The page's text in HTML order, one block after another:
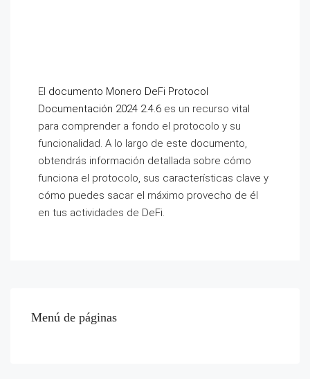
El documento Monero DeFi Protocol
Documentación 2024 2.4.6 es un recurso vital
para comprender a fondo el protocolo y su
funcionalidad. A lo largo de este documento,
obtendrás información detallada sobre cómo
funciona el protocolo, sus características clave y
cómo puedes sacar el máximo provecho de él
en tus actividades de DeFi.
Menú de páginas